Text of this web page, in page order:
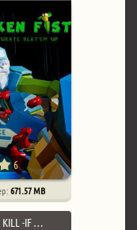
6
671.57 MB
KILL -IF …